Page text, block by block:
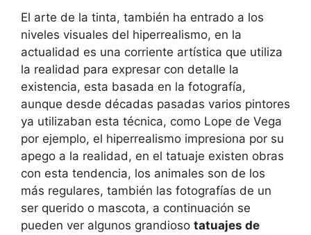
El arte de la tinta, también ha entrado a los
niveles visuales del hiperrealismo, en la
actualidad es una corriente artística que utiliza
la realidad para expresar con detalle la
existencia, esta basada en la fotografía,
aunque desde décadas pasadas varios pintores
ya utilizaban esta técnica, como Lope de Vega
por ejemplo, el hiperrealismo impresiona por su
apego a la realidad, en el tatuaje existen obras
con esta tendencia, los animales son de los
más regulares, también las fotografías de un
ser querido o mascota, a continuación se
pueden ver algunos grandioso tatuajes de